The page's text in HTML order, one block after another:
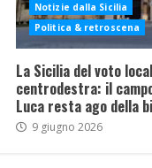
Notizie dalla Sicilia
Politica & retroscena
La Sicilia del voto
centrodestra: il
Luca resta ago della
9 giugno 2026